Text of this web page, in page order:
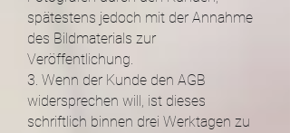
spätestens jedoch mit der Annahme
des Bildmaterials zur
Veröffentlichung.
3. Wenn der Kunde den AGB
widersprechen will, ist dieses
schriftlich binnen drei Werktagen zu